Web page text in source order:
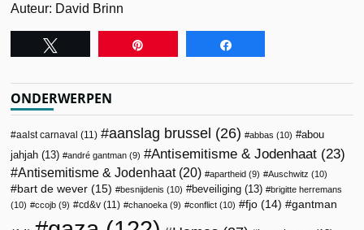
Auteur: David Brinn
ONDERWERPEN
aalst carnaval (11) aanslag brussel (26) abbas (10)
abou
jahjah (13) andré gantman (9) Antisemitisme & Jodenhaat (23)
Antisemitisme & Jodenhaat(20) apartheid (9) Auschwitz (10)
bart de wever (15) besnijdenis (10) beveiliging (13)
brigitte herremans
(10)
ccojb (9) cd&v (11) chanoeka (9) conflict (10) fjo (14) gantman